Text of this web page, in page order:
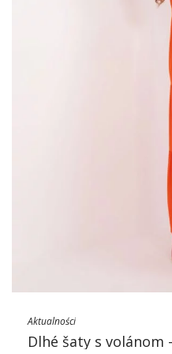
Aktualności
Dlhé šaty s volánom